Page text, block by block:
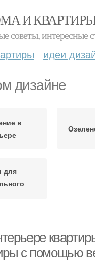
И
советы, интересные
идеи
дизайне
в
для
с помощью